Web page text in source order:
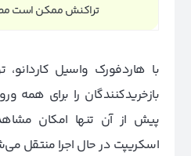
تراکنش ممکن است
با هاردفورک واسیل
بازخریدکنندگان را برای همه
پیش از آن تنها امکان
اسکریپت در حال اجرا منتقل